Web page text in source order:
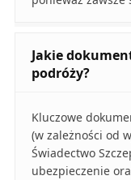
Jakie
podróży?
Kluczowe
(w zależności od
Świadectwo
ubezpieczenie